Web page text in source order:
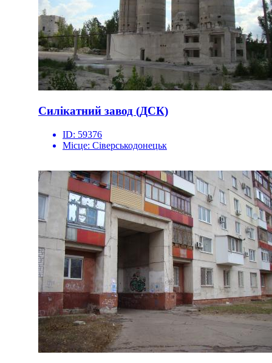
Силікатний завод (ДСК)
ID: 59376
Місце: Сіверськодонецьк